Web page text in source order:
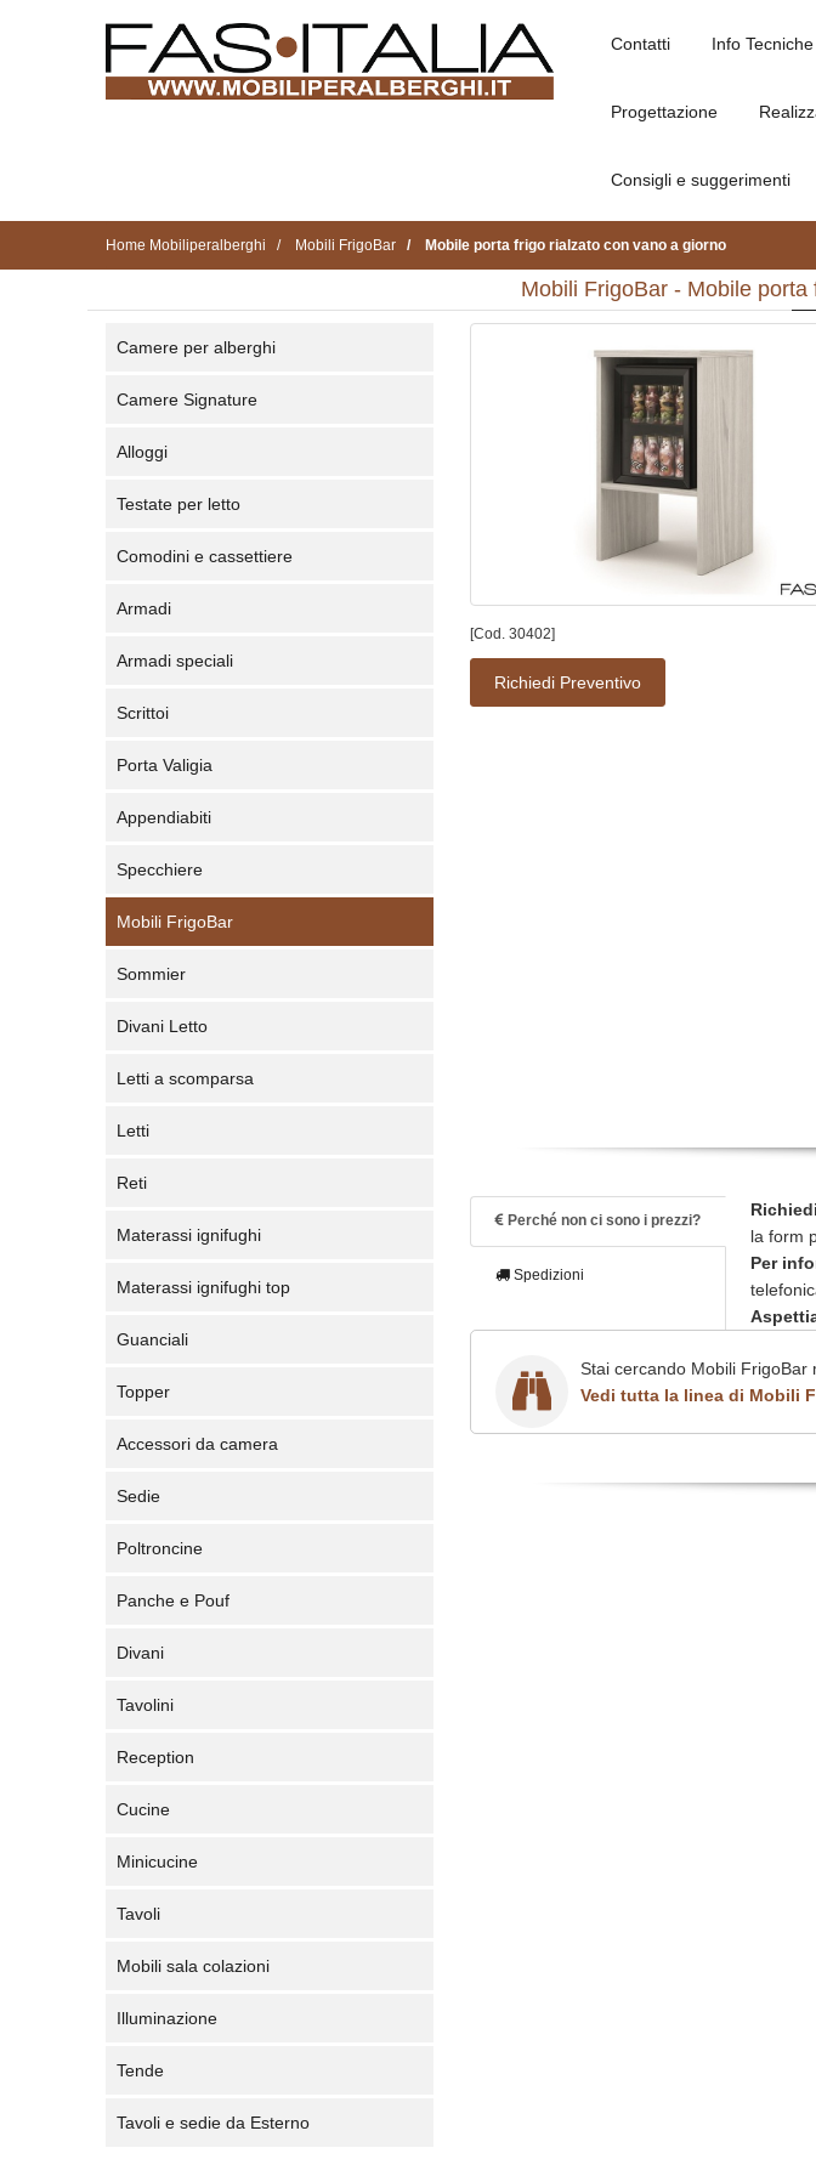
Contatti Info Tecniche
Progettazione
Consigli e suggerimenti
Home Mobiliperalberghi Mobili FrigoBar Mobile porta frigo rialzato con vano a giorno
Mobili FrigoBar - Mobile
Camere per alberghi
Camere Signature
Alloggi
Testate per letto
Comodini e cassettiere
Armadi
Armadi speciali
Scrittoi
Porta Valigia
Appendiabiti
Specchiere
Mobili FrigoBar
Sommier
Divani Letto
Letti a scomparsa
Letti
Reti
Materassi ignifughi
Materassi ignifughi top
Guanciali
Topper
Accessori da camera
Sedie
Poltroncine
Panche e Pouf
Divani
Tavolini
Reception
Cucine
Minicucine
Tavoli
Mobili sala colazioni
Illuminazione
Tende
Tavoli e sedie da Esterno
[Cod. 30402]
Richiedi Preventivo
Perché non ci sono i prezzi?
Spedizioni
la form
Per
Stai cercando Mobili
Vedi tutta la linea di Mobili